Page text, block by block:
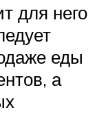
для него
еды
а